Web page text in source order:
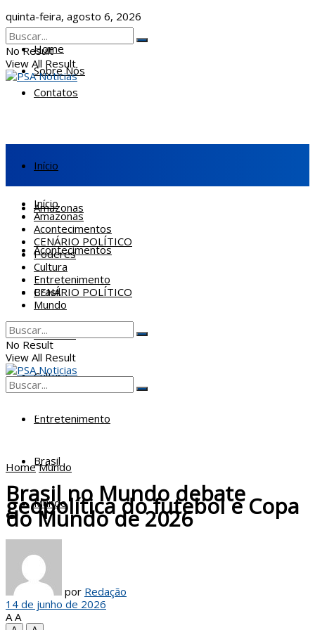
quinta-feira, agosto 6, 2026
Home
Sobre Nós
Contatos
No Result
View All Result
Início
Amazonas
Acontecimentos
CENÁRIO POLÍTICO
Poderes
Cultura
Entretenimento
Brasil
Mundo
Início
Amazonas
Acontecimentos
CENÁRIO POLÍTICO
Poderes
Cultura
Entretenimento
Brasil
Mundo
No Result
View All Result
View All Result
Home Mundo
Brasil no Mundo debate
geopolítica do futebol e Copa
do Mundo de 2026
por Redação
14 de junho de 2026
A A